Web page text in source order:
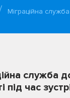
Міграційна
служба
під час